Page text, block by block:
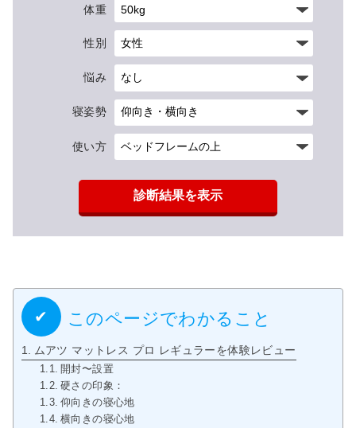
体重
性別
悩み
寝姿勢
使い方
診断結果を表示
このページでわかること
ムアツ マットレス プロ レギュラーを体験レビュー
開封〜設置
硬さの印象：
仰向きの寝心地
横向きの寝心地